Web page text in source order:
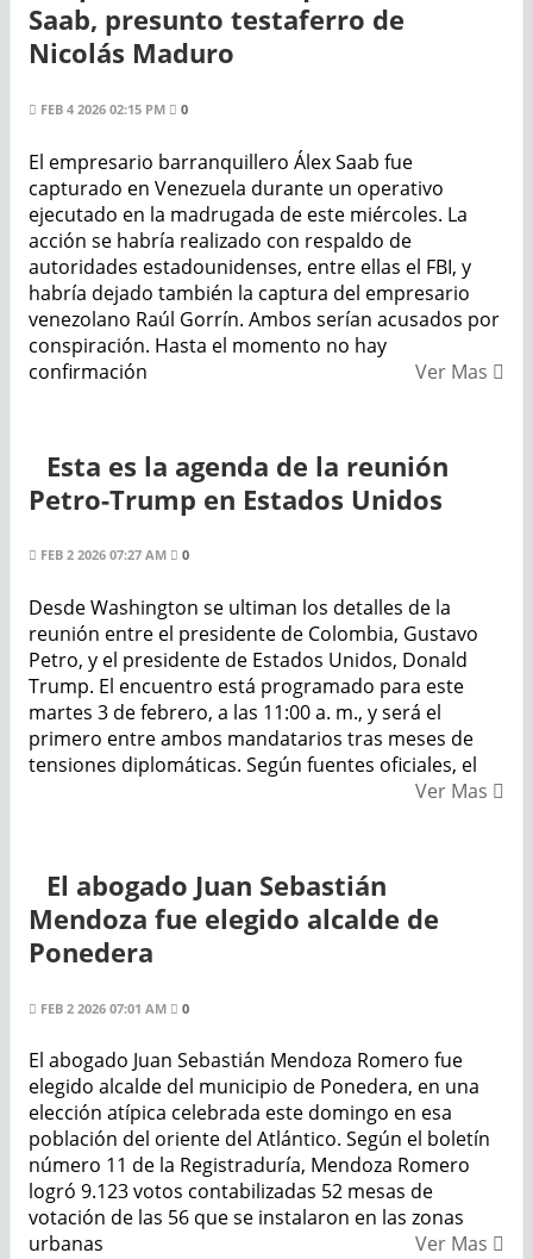
Saab, presunto testaferro de
Nicolás Maduro
FEB 4 2026 02:15 PM 0
El empresario barranquillero Álex Saab fue
capturado en Venezuela durante un operativo
ejecutado en la madrugada de este miércoles. La
acción se habría realizado con respaldo de
autoridades estadounidenses, entre ellas el FBI, y
habría dejado también la captura del empresario
venezolano Raúl Gorrín. Ambos serían acusados por
conspiración. Hasta el momento no hay
confirmación
Ver Mas
Esta es la agenda de la reunión
Petro-Trump en Estados Unidos
FEB 2 2026 07:27 AM 0
Desde Washington se ultiman los detalles de la
reunión entre el presidente de Colombia, Gustavo
Petro, y el presidente de Estados Unidos, Donald
Trump. El encuentro está programado para este
martes 3 de febrero, a las 11:00 a. m., y será el
primero entre ambos mandatarios tras meses de
tensiones diplomáticas. Según fuentes oficiales, el
Ver Mas
El abogado Juan Sebastián
Mendoza fue elegido alcalde de
Ponedera
FEB 2 2026 07:01 AM 0
El abogado Juan Sebastián Mendoza Romero fue
elegido alcalde del municipio de Ponedera, en una
elección atípica celebrada este domingo en esa
población del oriente del Atlántico. Según el boletín
número 11 de la Registraduría, Mendoza Romero
logró 9.123 votos contabilizadas 52 mesas de
votación de las 56 que se instalaron en las zonas
urbanas
Ver Mas